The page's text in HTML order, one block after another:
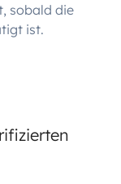
sobald die
ist.